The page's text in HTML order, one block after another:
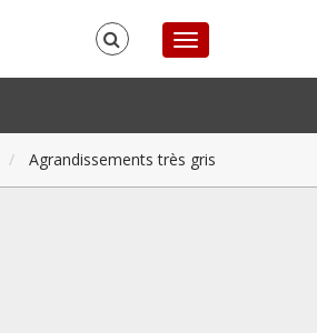
Agrandissements très gris